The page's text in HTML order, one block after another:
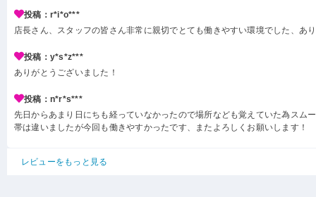
投稿：r*i*o***
店長さん、スタッフの皆さん非常に親切でとても働きやすい環境でした、あ
投稿：y*s*z***
ありがとうございました！
投稿：n*r*s***
先日からあまり日にちも経っていなかったので場所なども覚えていた為スム
帯は違いましたが今回も働きやすかったです、またよろしくお願いします！
レビューをもっと見る